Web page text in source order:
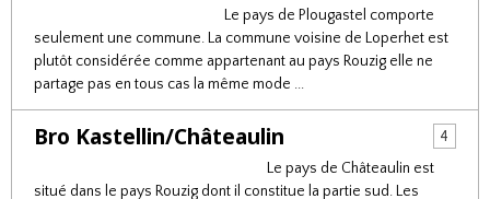
Le pays de Plougastel comporte
seulement une commune. La commune voisine de Loperhet est
plutôt considérée comme appartenant au pays Rouzig elle ne
partage pas en tous cas la même mode ...
Bro Kastellin/Châteaulin
4
Le pays de Châteaulin est
situé dans le pays Rouzig dont il constitue la partie sud. Les